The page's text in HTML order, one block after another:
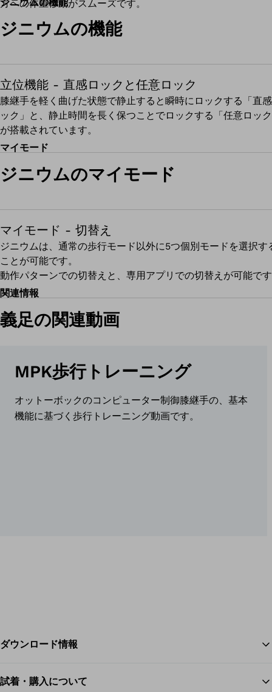
方への体重移動がスムーズです。
ジニウムの機能
立位機能 - 直感ロックと任意ロック
膝継手を軽く曲げた状態で静止すると瞬時にロックする「直
ック」と、静止時間を長く保つことでロックする「任意ロッ
が搭載されています。
マイモード
ジニウムのマイモード
マイモード - 切替え
ジニウムは、通常の歩行モード以外に5つ個別モードを選択す
ことが可能です。
動作パターンでの切替えと、専用アプリでの切替えが可能で
関連情報
義足の関連動画
MPK歩行トレーニング
オットーボックのコンピューター制御膝継手の、基本
機能に基づく歩行トレーニング動画です。
ダウンロード情報
試着・購入について